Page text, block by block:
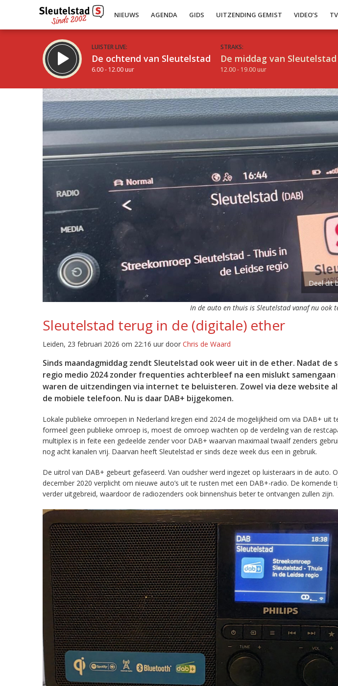
NIEUWS AGENDA GIDS UITZENDING GEMIST VIDEO’S TV
LUISTER LIVE:
De ochtend van Sleutelstad
6.00 - 12.00 uur
STRAKS:
De middag van Sleutelstad
12.00 - 19.00 uur
Deel dit
In de auto en thuis is Sleutelstad vanaf nu ook
Sleutelstad terug in de (digitale) ether
Leiden, 23 februari 2026 om 22:16 uur door Chris de Waard
Sinds maandagmiddag zendt Sleutelstad ook weer uit in de ether. Nadat de
regio medio 2024 zonder frequenties achterbleef na een mislukt
waren de uitzendingen via internet te beluisteren. Zowel via deze website
de mobiele telefoon. Nu is daar DAB+ bijgekomen.
Lokale publieke omroepen in Nederland kregen eind 2024 de mogelijkheid om via DAB+ uit
formeel geen publieke omroep is, moest de omroep wachten op de verdeling van de
multiplex is in feite een gedeelde zender voor DAB+ waarvan maximaal twaalf zenders
nog acht kanalen vrij. Daarvan heeft Sleutelstad er sinds deze week dus een in gebruik.
De uitrol van DAB+ gebeurt gefaseerd. Van oudsher werd ingezet op luisteraars in de auto.
december 2020 verplicht om nieuwe auto’s uit te rusten met een DAB+-radio. De komende
verder uitgebreid, waardoor de radiozenders ook binnenshuis beter te ontvangen zullen zijn.